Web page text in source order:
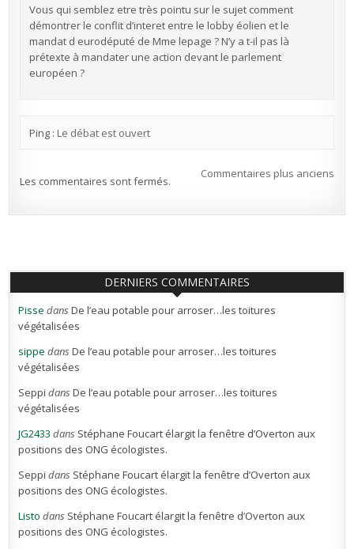
Vous qui semblez etre très pointu sur le sujet comment
démontrer le conflit d’interet entre le lobby éolien et le
mandat d eurodéputé de Mme lepage ? N’y a t-il pas là
prétexte à mandater une action devant le parlement
européen ?
Ping : Le débat est ouvert
Navigation
les
Commentaires plus anciens
Les commentaires sont fermés.
DERNIERS COMMENTAIRES
Pisse dansDe l’eau potable pour arroser…les toitures
végétalisées
sippe dansDe l’eau potable pour arroser…les toitures
végétalisées
Seppi dansDe l’eau potable pour arroser…les toitures
végétalisées
JG2433 dans Stéphane Foucart élargit la fenêtre d’Overton aux
positions des ONG écologistes.
Seppi dans Stéphane Foucart élargit la fenêtre d’Overton aux
positions des ONG écologistes.
Listo dans Stéphane Foucart élargit la fenêtre d’Overton aux
positions des ONG écologistes.